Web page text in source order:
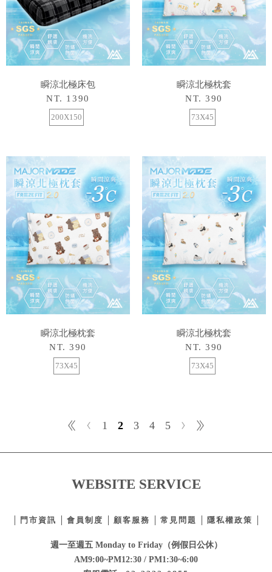
瞬涼北極床包
NT. 1390
200X150
瞬涼北極枕套
NT. 390
73X45
瞬涼北極枕套
NT. 390
73X45
瞬涼北極枕套
NT. 390
73X45
1 2 3 4 5
WEBSITE SERVICE
門市資訊 會員制度 顧客服務 常見問題 隱私權政策
週一至週五 Monday to Friday（例假日公休）
AM9:00~PM12:30 / PM1:30~6:00